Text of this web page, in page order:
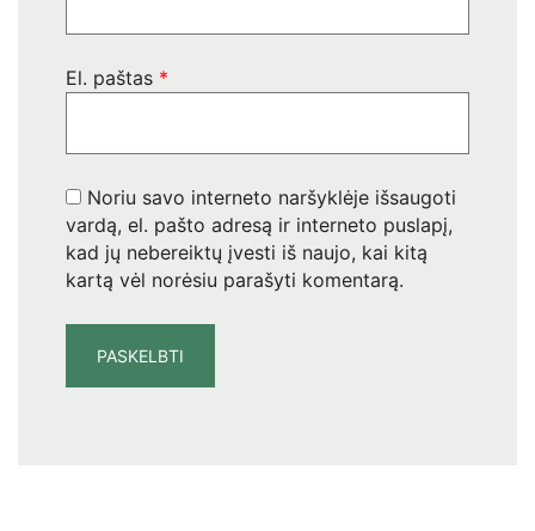
El. paštas *
Noriu savo interneto naršyklėje išsaugoti
vardą, el. pašto adresą ir interneto puslapį,
kad jų nebereiktų įvesti iš naujo, kai kitą
kartą vėl norėsiu parašyti komentarą.